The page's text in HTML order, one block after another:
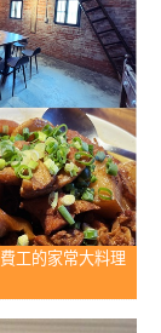
工的家常大料理